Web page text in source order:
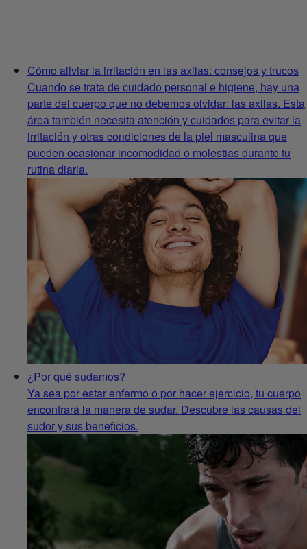
Cómo aliviar la irritación en las axilas: consejos y trucos
Cuando se trata de cuidado personal e higiene, hay una
parte del cuerpo que no debemos olvidar: las axilas. Esta
área también necesita atención y cuidados para evitar la
irritación y otras condiciones de la piel masculina que
pueden ocasionar incomodidad o molestias durante tu
rutina diaria.
¿Por qué sudamos?
Ya sea por estar enfermo o por hacer ejercicio, tu cuerpo
encontrará la manera de sudar. Descubre las causas del
sudor y sus beneficios.